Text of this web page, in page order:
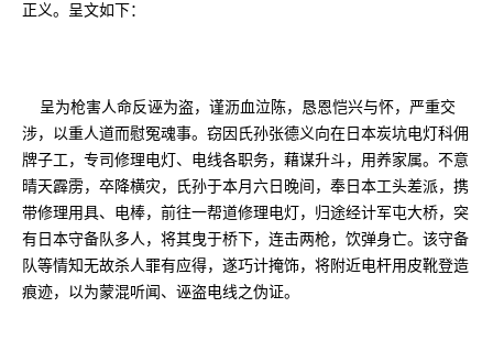
正义。呈文如下：
呈为枪害人命反诬为盗，谨沥血泣陈，恳恩恺兴与怀，严重交
涉，以重人道而慰冤魂事。窃因氏孙张德义向在日本炭坑电灯科佣
牌子工，专司修理电灯、电线各职务，藉谋升斗，用养家属。不意
晴天霹雳，卒降横灾，氏孙于本月六日晚间，奉日本工头差派，携
带修理用具、电棒，前往一帮道修理电灯，归途经计军屯大桥，突
有日本守备队多人，将其曳于桥下，连击两枪，饮弹身亡。该守备
队等情知无故杀人罪有应得，遂巧计掩饰，将附近电杆用皮靴登造
痕迹，以为蒙混听闻、诬盗电线之伪证。